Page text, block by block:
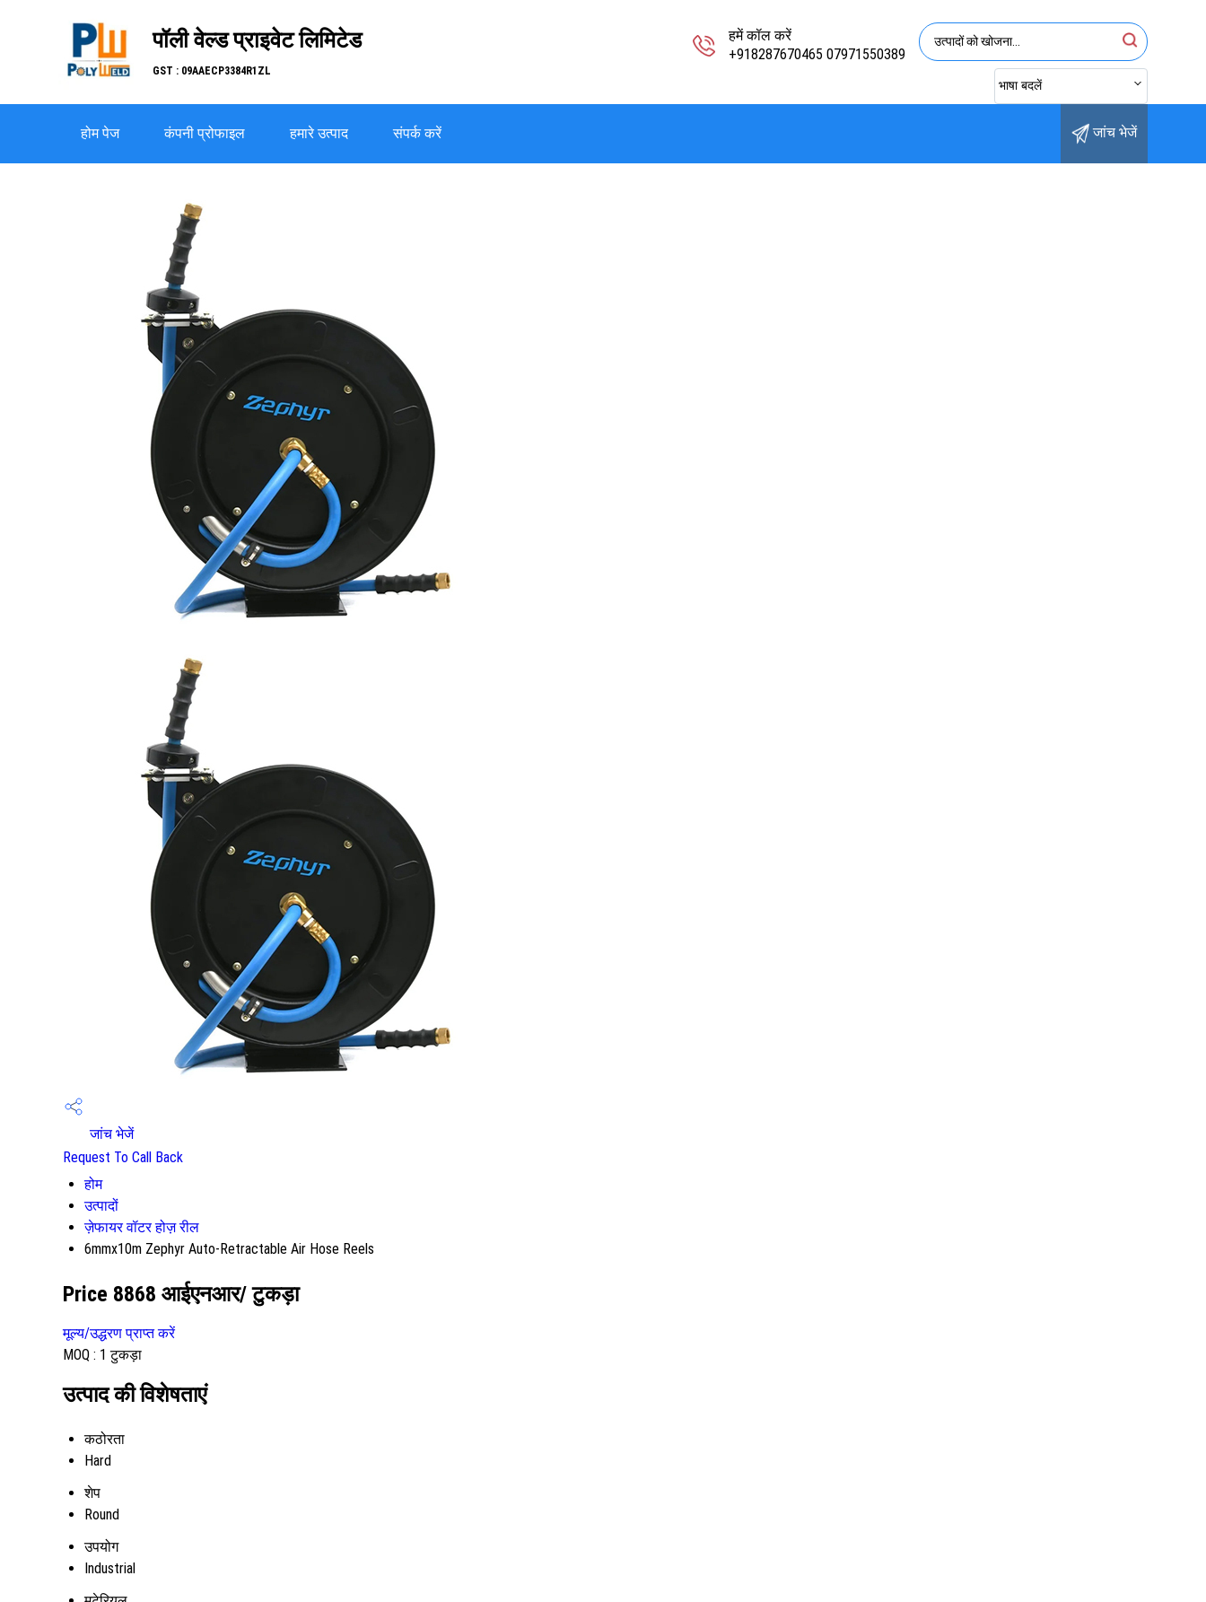
पॉली वेल्ड प्राइवेट लिमिटेड
GST : 09AAECP3384R1ZL
हमें कॉल करें
+918287670465 07971550389
भाषा बदलें
होम पेज कंपनी प्रोफाइल हमारे उत्पाद संपर्क करें जांच भेजें
जांच भेजें
Request To Call Back
होम
उत्पादों
ज़ेफायर वॉटर होज़ रील
6mmx10m Zephyr Auto-Retractable Air Hose Reels
Price 8868 आईएनआर/ टुकड़ा
मूल्य/उद्धरण प्राप्त करें
MOQ : 1 टुकड़ा
उत्पाद की विशेषताएं
कठोरता
Hard
शेप
Round
उपयोग
Industrial